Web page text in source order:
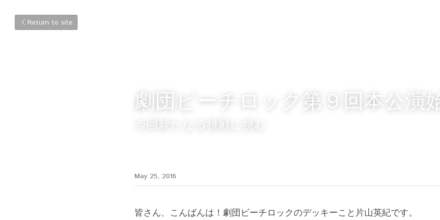
Return to site
劇団ビーチロック第９回本公演
今回新たなる挑戦に挑む
May 25, 2016
皆さん、こんばんは！劇団ビーチロックのデッキーこと片山英紀です。